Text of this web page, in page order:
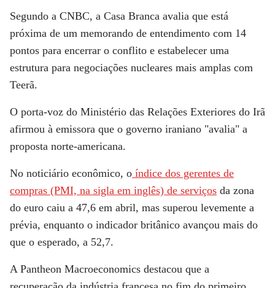
Segundo a CNBC, a Casa Branca avalia que está
próxima de um memorando de entendimento com 14
pontos para encerrar o conflito e estabelecer uma
estrutura para negociações nucleares mais amplas com
Teerã.
O porta-voz do Ministério das Relações Exteriores do Irã
afirmou à emissora que o governo iraniano "avalia" a
proposta norte-americana.
No noticiário econômico, o índice dos gerentes de
compras (PMI, na sigla em inglês) de serviços da zona
do euro caiu a 47,6 em abril, mas superou levemente a
prévia, enquanto o indicador britânico avançou mais do
que o esperado, a 52,7.
A Pantheon Macroeconomics destacou que a